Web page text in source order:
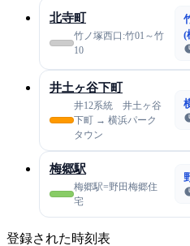
北寺町
竹ノ塚西口:竹01～竹
10
(
井土ヶ谷下町
井12系統 井土ヶ谷
下町 → 横浜パーク
タウン
梅郷駅
梅郷駅=野田梅郷住
宅
登録された時刻表